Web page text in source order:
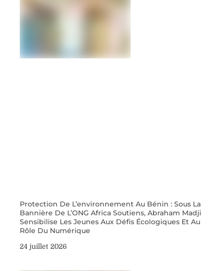
Protection De L’environnement Au Bénin : Sous La
Bannière De L’ONG Africa Soutiens, Abraham Madji
Sensibilise Les Jeunes Aux Défis Écologiques Et Au
Rôle Du Numérique
24 juillet 2026